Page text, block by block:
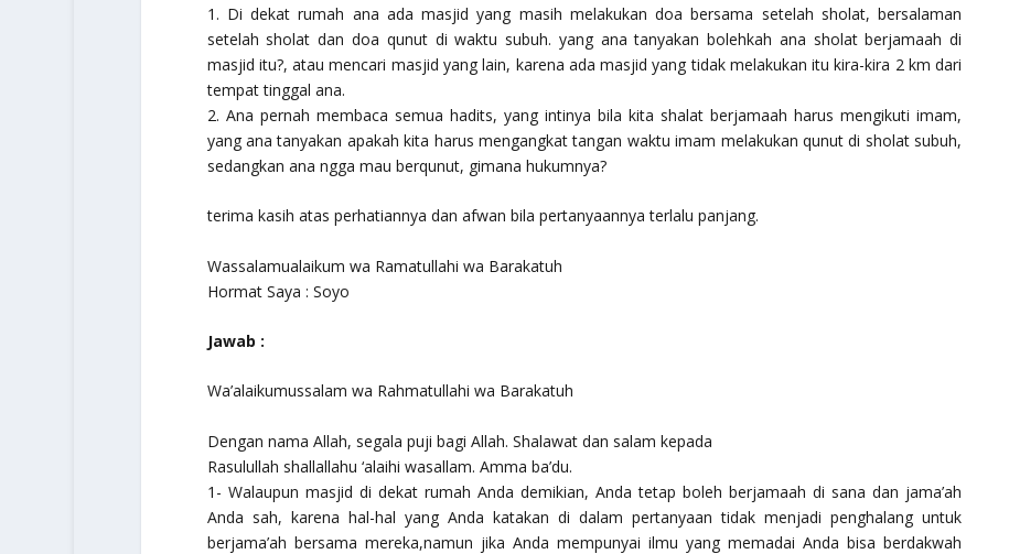
1. Di dekat rumah ana ada masjid yang masih melakukan doa bersama setelah sholat, bersalaman
setelah sholat dan doa qunut di waktu subuh. yang ana tanyakan bolehkah ana sholat berjamaah di
masjid itu?, atau mencari masjid yang lain, karena ada masjid yang tidak melakukan itu kira-kira 2 km dari
tempat tinggal ana.
2. Ana pernah membaca semua hadits, yang intinya bila kita shalat berjamaah harus mengikuti imam,
yang ana tanyakan apakah kita harus mengangkat tangan waktu imam melakukan qunut di sholat subuh,
sedangkan ana ngga mau berqunut, gimana hukumnya?
terima kasih atas perhatiannya dan afwan bila pertanyaannya terlalu panjang.
Wassalamualaikum wa Ramatullahi wa Barakatuh
Hormat Saya : Soyo
Jawab :
Wa’alaikumussalam wa Rahmatullahi wa Barakatuh
Dengan nama Allah, segala puji bagi Allah. Shalawat dan salam kepada
Rasulullah shallallahu ‘alaihi wasallam. Amma ba’du.
1- Walaupun masjid di dekat rumah Anda demikian, Anda tetap boleh berjamaah di sana dan jama’ah
Anda sah, karena hal-hal yang Anda katakan di dalam pertanyaan tidak menjadi penghalang untuk
berjama’ah bersama mereka,namun jika Anda mempunyai ilmu yang memadai Anda bisa berdakwah